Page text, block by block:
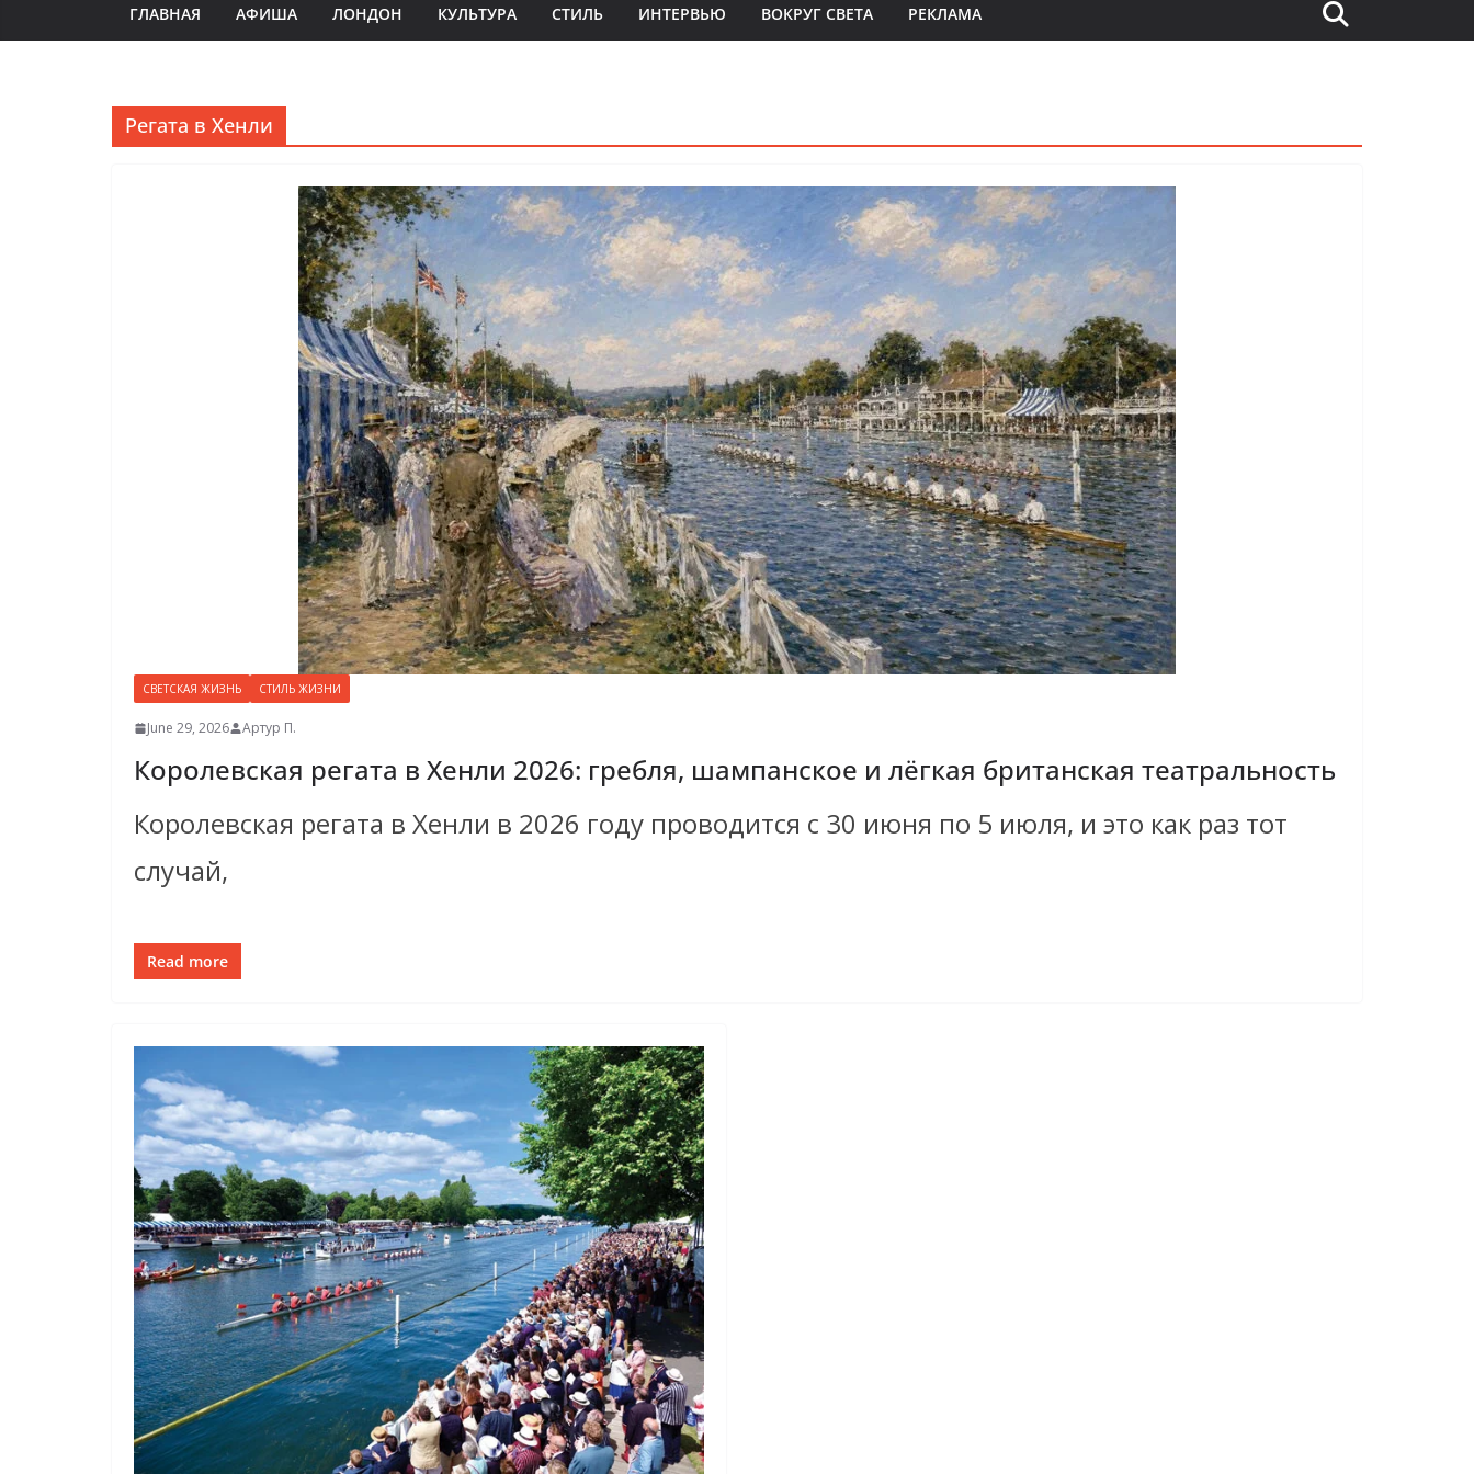
ГЛАВНАЯ АФИША ЛОНДОН КУЛЬТУРА СТИЛЬ ИНТЕРВЬЮ ВОКРУГ СВЕТА РЕКЛАМА
Регата в Хенли
СВЕТСКАЯ ЖИЗНЬ СТИЛЬ ЖИЗНИ
June 29, 2026 Артур П.
Королевская регата в Хенли 2026: гребля, шампанское и лёгкая британская театральность
Королевская регата в Хенли в 2026 году проводится с 30 июня по 5 июля, и это как раз тот
случай,
Read more